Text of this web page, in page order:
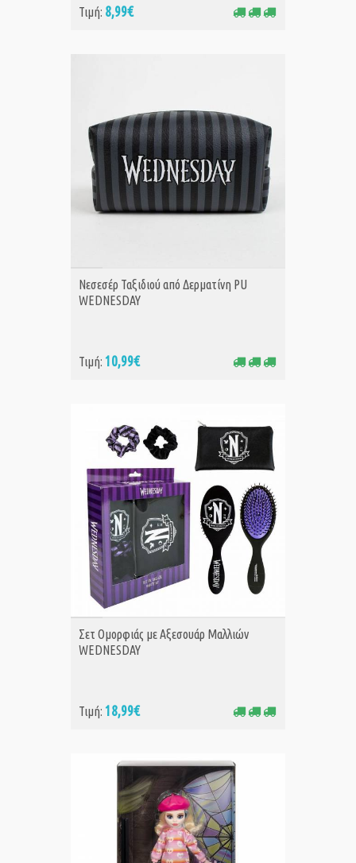
Τιμή: 8,99€
ΑΓΟΡΑ
Νεσεσέρ Ταξιδιού από Δερματίνη PU
WEDNESDAY
Τιμή: 10,99€
ΑΓΟΡΑ
Σετ Ομορφιάς με Αξεσουάρ Μαλλιών
WEDNESDAY
Τιμή: 18,99€